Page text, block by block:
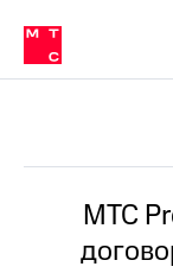
связь
Сервисы и подписки
30% на связь
кабинеты
и
ТВ
в МТС
Услуги
МТС